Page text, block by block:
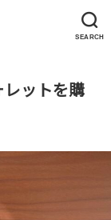
SEARCH
レットを購